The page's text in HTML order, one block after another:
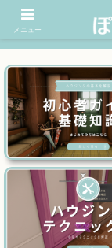
FF14ハウジン
メニュー